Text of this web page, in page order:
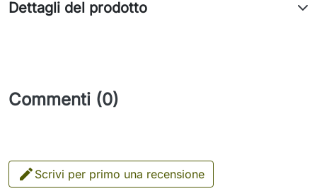
Dettagli del prodotto
Commenti (0)
 Scrivi per primo una recensione